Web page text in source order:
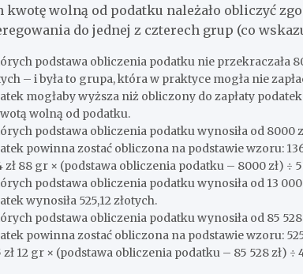
kwotę wolną od podatku należało obliczyć
do jednej z czterech grup (co
podstawa obliczenia podatku nie przekraczała
– i była to grupa, która w praktyce mogła nie
mogłaby wyższa niż obliczony do zapłaty
wolną od podatku.
podstawa obliczenia podatku wynosiła od 8000
powinna zostać obliczona na podstawie wzoru:
zł 88 gr × (podstawa obliczenia podatku – 8000 zł) ÷
podstawa obliczenia podatku wynosiła od 13
wynosiła 525,12 złotych.
podstawa obliczenia podatku wynosiła od 85
powinna zostać obliczona na podstawie wzoru:
12 gr × (podstawa obliczenia podatku – 85 528 zł) ÷